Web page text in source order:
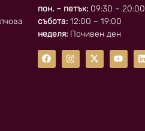
пон. – петък:09:30 – 20:00
събота:12:00 – 19:00
неделя:Почивен ден